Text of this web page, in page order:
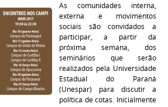
As comunidades interna,
externa e movimentos
sociais são convidados a
participar, a partir da
próxima semana, dos
seminários que serão
realizados pela Universidade
Estadual do Paraná
(Unespar) para discutir a
política de cotas. Inicialmente